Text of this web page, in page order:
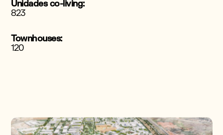
Unidades co-living:
823
Townhouses:
120